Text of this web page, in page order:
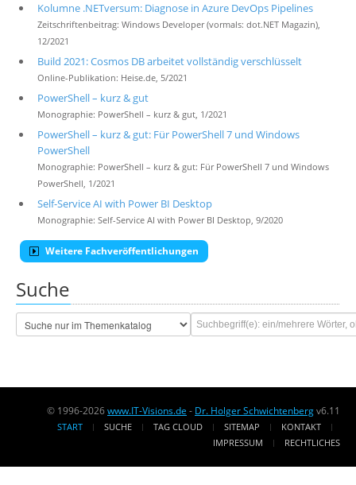
Kolumne .NETversum: Diagnose in Azure DevOps Pipelines
Zeitschriftenbeitrag: Windows Developer (vormals: dot.NET Magazin),
12/2021
Build 2021: Cosmos DB arbeitet vollständig verschlüsselt
Online-Publikation: Heise.de, 5/2021
PowerShell – kurz & gut
Monographie: PowerShell – kurz & gut, 1/2021
PowerShell – kurz & gut: Für PowerShell 7 und Windows
PowerShell
Monographie: PowerShell – kurz & gut: Für PowerShell 7 und Windows
PowerShell, 1/2021
Self-Service AI with Power BI Desktop
Monographie: Self-Service AI with Power BI Desktop, 9/2020
Weitere Fachveröffentlichungen
Suche
© 1996-2026www.IT-Visions.de - Dr. Holger Schwichtenbergv6.11
START SUCHE TAG CLOUD SITEMAP
KONTAKT
IMPRESSUM
RECHTLICHES